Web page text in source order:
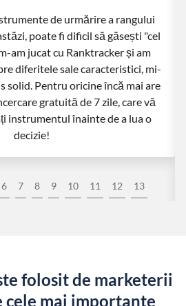
6 7 8 9 10 11 12 13
de urmărire a rangului
poate fi dificil să găsești "cel
am jucat cu Ranktracker și am
diferitele sale caracteristici, mi-
solid. Pentru oricine încă mai are
gratuită de 7 zile, care vă
instrumentul înainte de a lua o
decizie!
folosit de marketerii
mai importante